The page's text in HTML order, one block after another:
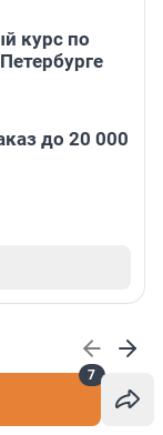
7
курс по
до 20 000